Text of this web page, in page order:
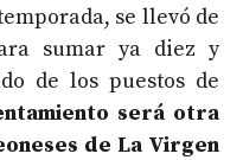
se llevó de
sumar ya diez y
de los puestos de
será otra
de La Virgen